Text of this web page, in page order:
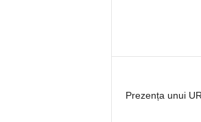
Prezența unui